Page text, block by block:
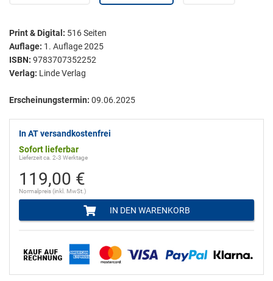
Print & Digital : 516Seiten
Auflage: 1. Auflage 2025
ISBN: 9783707352252
Verlag: Linde Verlag
Erscheinungstermin: 09.06.2025
In AT versandkostenfrei
Sofort lieferbar
Lieferzeit ca. 2-3 Werktage
119,00 €
Normalpreis (inkl. MwSt.)
IN DEN WARENKORB